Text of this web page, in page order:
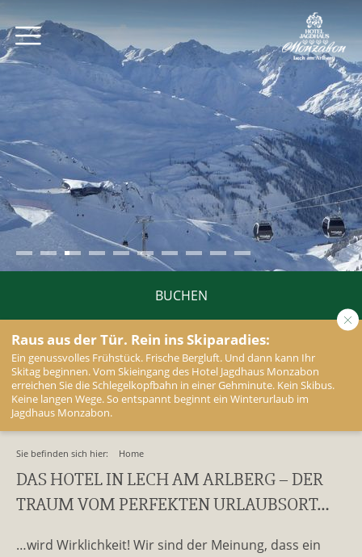
BUCHEN
Raus aus der Tür. Rein ins Skiparadies:
Ein genussvolles Frühstück. Frische Bergluft. Und dann kann Ihr
Skitag beginnen. Vom Skieingang des Hotel Jagdhaus Monzabon
erreichen Sie die Schlegelkopfbahn in einer Gehminute. Kein Skibus.
Keine langen Wege. So entspannt beginnt ein Winterurlaub im
Jagdhaus Monzabon.
Sie befinden sich hier: Home
DAS HOTEL IN LECH AM ARLBERG – DER
TRAUM VOM PERFEKTEN URLAUBSORT…
…wird Wirklichkeit! Wir sind der Meinung, dass ein